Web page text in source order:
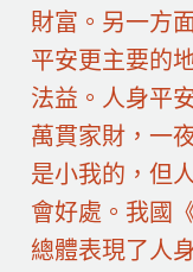
財富。另一方
平安更主要的
法益。人身平
萬貫家財，一
是小我的，但
會好處。我國
總體表現了人